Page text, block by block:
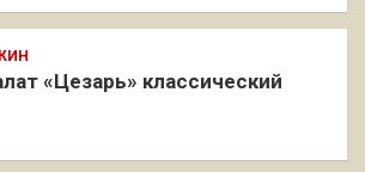
«Цезарь» классический